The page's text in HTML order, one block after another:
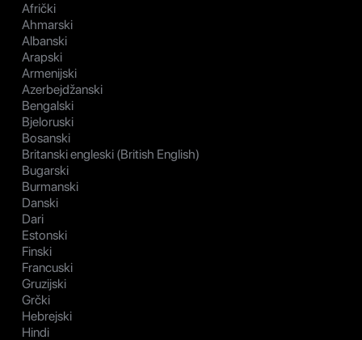
Afrički
Ahmarski
Albanski
Arapski
Armenijski
Azerbejdžanski
Bengalski
Bjeloruski
Bosanski
Britanski engleski (British English)
Bugarski
Burmanski
Danski
Dari
Estonski
Finski
Francuski
Gruzijski
Grčki
Hebrejski
Hindi